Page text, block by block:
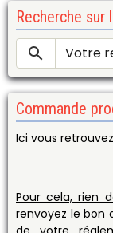
Recherche sur
Commande
Ici vous
Pour cela, rien
renvoyez le bon